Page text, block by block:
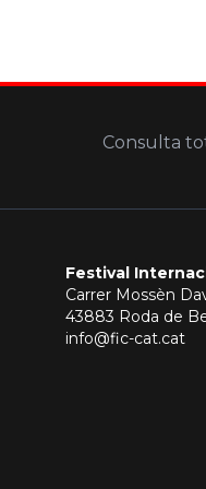
Consulta
Festival
Carrer Mossèn
43883 Roda de
info@fic-cat.cat